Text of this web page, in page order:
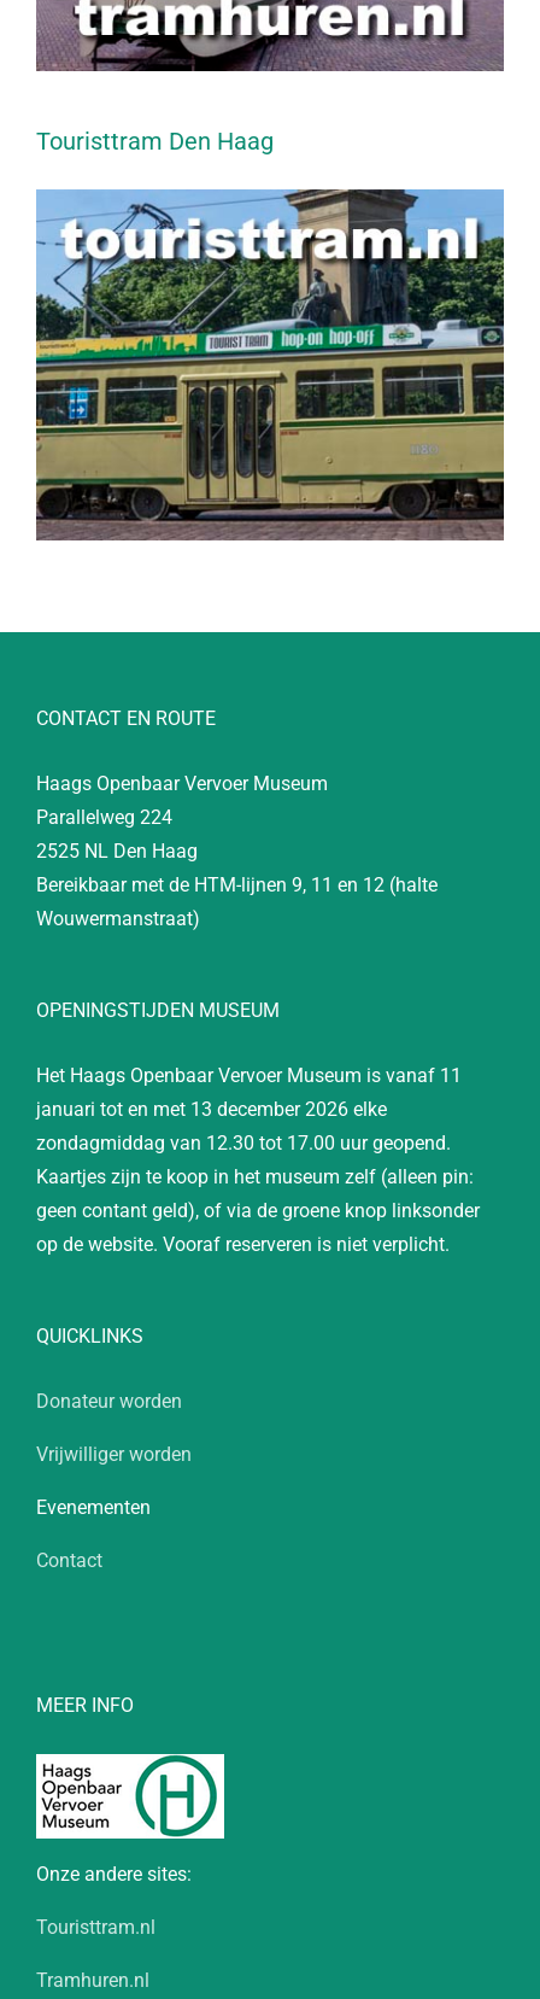
Touristtram Den Haag
CONTACT EN ROUTE
Haags Openbaar Vervoer Museum
Parallelweg 224
2525 NL Den Haag
Bereikbaar met de HTM-lijnen 9, 11 en 12 (halte
Wouwermanstraat)
OPENINGSTIJDEN MUSEUM
Het Haags Openbaar Vervoer Museum is vanaf 11
januari tot en met 13 december 2026 elke
zondagmiddag van 12.30 tot 17.00 uur geopend.
Kaartjes zijn te koop in het museum zelf (alleen pin:
geen contant geld), of via de groene knop linksonder
op de website. Vooraf reserveren is niet verplicht.
QUICKLINKS
Donateur worden
Vrijwilliger worden
Evenementen
Contact
MEER INFO
Onze andere sites:
Touristtram.nl
Tramhuren.nl